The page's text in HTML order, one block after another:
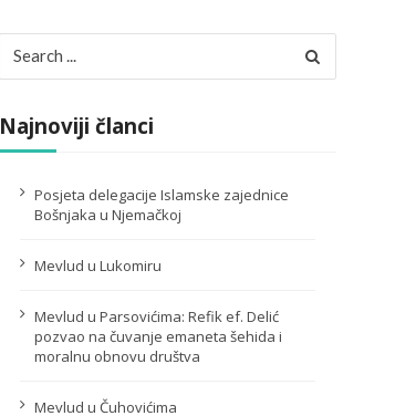
for:
Najnoviji članci
Posjeta delegacije Islamske zajednice
Bošnjaka u Njemačkoj
Mevlud u Lukomiru
Mevlud u Parsovićima: Refik ef. Delić
pozvao na čuvanje emaneta šehida i
moralnu obnovu društva
Mevlud u Čuhovićima